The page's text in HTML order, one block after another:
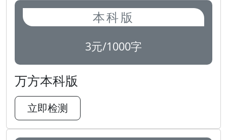
本科版
3元/1000字
万方本科版
立即检测